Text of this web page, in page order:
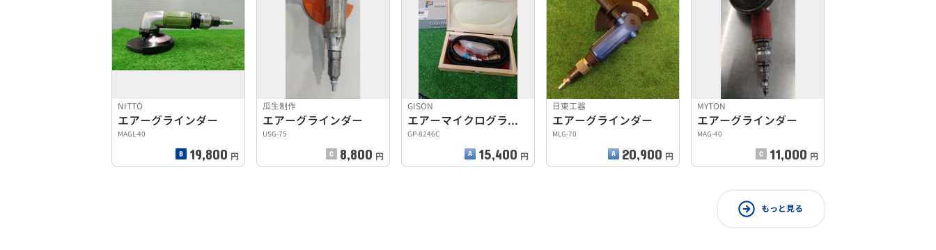
NITTO
エアーグラインダー
MAGL-40
19,800 円
瓜生制作
エアーグラインダー
USG-75
8,800 円
GISON
エアーマイクログラインダー
GP-8246C
15,400 円
日東工器
エアーグラインダー
MLG-70
20,900 円
MYTON
エアーグラインダー
MAG-40
11,000 円
もっと見る